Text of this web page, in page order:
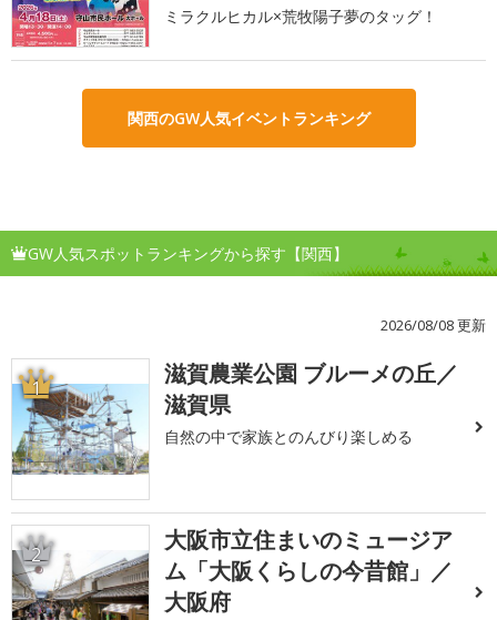
ミラクルヒカル×荒牧陽子夢のタッグ！
関西のGW人気イベントランキング
GW人気スポットランキングから探す【関西】
2026/08/08 更新
1
滋賀農業公園 ブルーメの丘／
滋賀県
自然の中で家族とのんびり楽しめる
2
大阪市立住まいのミュージア
ム「大阪くらしの今昔館」／
大阪府